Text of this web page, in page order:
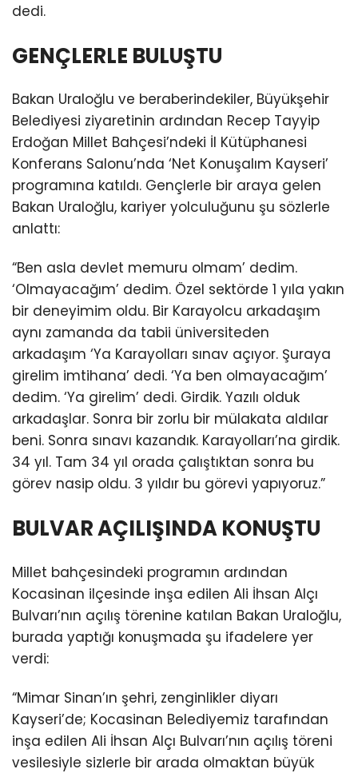
dedi.
GENÇLERLE BULUŞTU
Bakan Uraloğlu ve beraberindekiler, Büyükşehir
Belediyesi ziyaretinin ardından Recep Tayyip
Erdoğan Millet Bahçesi’ndeki İl Kütüphanesi
Konferans Salonu’nda ‘Net Konuşalım Kayseri’
programına katıldı. Gençlerle bir araya gelen
Bakan Uraloğlu, kariyer yolculuğunu şu sözlerle
anlattı:
“Ben asla devlet memuru olmam’ dedim.
‘Olmayacağım’ dedim. Özel sektörde 1 yıla yakın
bir deneyimim oldu. Bir Karayolcu arkadaşım
aynı zamanda da tabii üniversiteden
arkadaşım ‘Ya Karayolları sınav açıyor. Şuraya
girelim imtihana’ dedi. ‘Ya ben olmayacağım’
dedim. ‘Ya girelim’ dedi. Girdik. Yazılı olduk
arkadaşlar. Sonra bir zorlu bir mülakata aldılar
beni. Sonra sınavı kazandık. Karayolları’na girdik.
34 yıl. Tam 34 yıl orada çalıştıktan sonra bu
görev nasip oldu. 3 yıldır bu görevi yapıyoruz.”
BULVAR AÇILIŞINDA KONUŞTU
Millet bahçesindeki programın ardından
Kocasinan ilçesinde inşa edilen Ali İhsan Alçı
Bulvarı’nın açılış törenine katılan Bakan Uraloğlu,
burada yaptığı konuşmada şu ifadelere yer
verdi:
“Mimar Sinan’ın şehri, zenginlikler diyarı
Kayseri’de; Kocasinan Belediyemiz tarafından
inşa edilen Ali İhsan Alçı Bulvarı’nın açılış töreni
vesilesiyle sizlerle bir arada olmaktan büyük